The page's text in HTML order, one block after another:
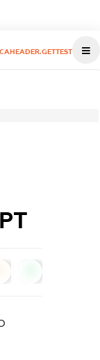
CAHEADER.GETTEST